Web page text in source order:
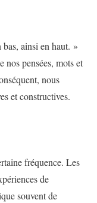
ainsi en haut. »
nos pensées, mots et
nous
et constructives.
fréquence. Les
de
souvent de